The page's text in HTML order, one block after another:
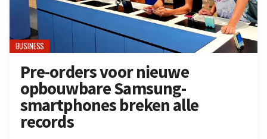
BUSINESS
Pre-orders voor nieuwe
opbouwbare Samsung-
smartphones breken alle
records